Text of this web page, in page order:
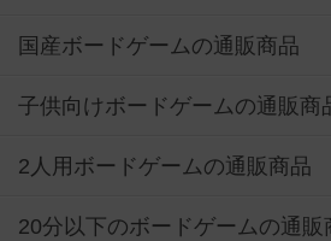
国産ボードゲームの通販商品
子供向けボードゲームの通販商
2人用ボードゲームの通販商品
20分以下のボードゲームの通販